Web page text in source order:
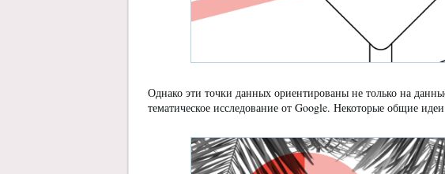
Однако эти точки данных ориентированы не только на
тематическое исследование от Google. Некоторые общие